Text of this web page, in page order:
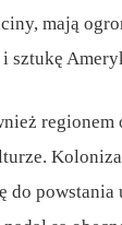
mają
sztukę
regionem
do